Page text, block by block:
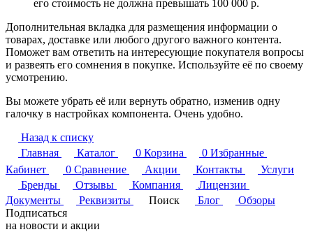
его стоимость не должна превышать 100 000 р.
Дополнительная вкладка для размещения информации о
товарах, доставке или любого другого важного контента.
Поможет вам ответить на интересующие покупателя вопросы
и развеять его сомнения в покупке. Используйте её по своему
усмотрению.
Вы можете убрать её или вернуть обратно, изменив одну
галочку в настройках компонента. Очень удобно.
Назад к списку
Главная
Каталог 0 Корзина 0 Избранные
Кабинет
0 Сравнение Акции Контакты
Услуги
Бренды
Отзывы Компания
Лицензии
Документы
Реквизиты Поиск Блог
Обзоры
Подписаться
на новости и акции